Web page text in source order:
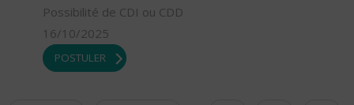
Possibilité de CDI ou CDD
16/10/2025
POSTULER